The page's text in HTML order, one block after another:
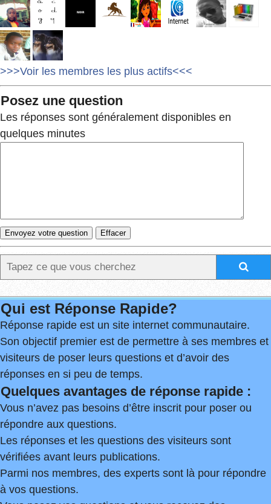
>>>Voir les membres les plus actifs<<<
Posez une question
Les réponses sont généralement disponibles en
quelques minutes
Qui est Réponse Rapide?
Réponse rapide est un site internet communautaire.
Son objectif premier est de permettre à ses membres et
visiteurs de poser leurs questions et d’avoir des
réponses en si peu de temps.
Quelques avantages de réponse rapide :
Vous n’avez pas besoins d’être inscrit pour poser ou
répondre aux questions.
Les réponses et les questions des visiteurs sont
vérifiées avant leurs publications.
Parmi nos membres, des experts sont là pour répondre
à vos questions.